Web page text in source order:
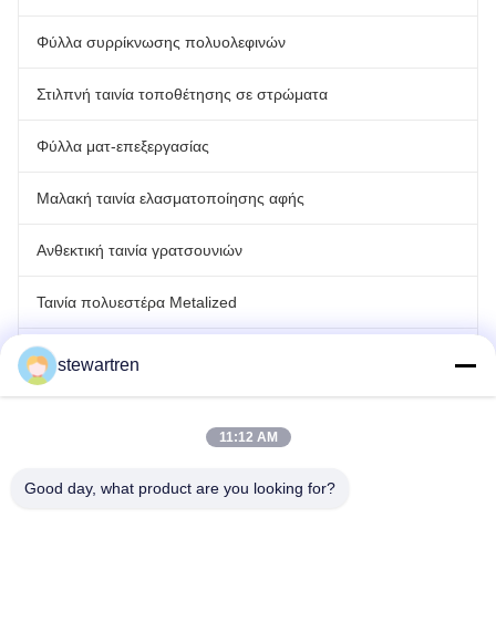
Φύλλα συρρίκνωσης πολυολεφινών
Στιλπνή ταινία τοποθέτησης σε στρώματα
Φύλλα ματ-επεξεργασίας
Μαλακή ταινία ελασματοποίησης αφής
Ανθεκτική ταινία γρατσουνιών
Ταινία πολυεστέρα Metalized
Ολογραφική ταινία λέιζερ
stewartren
11:12 AM
Good day, what product are you looking for?